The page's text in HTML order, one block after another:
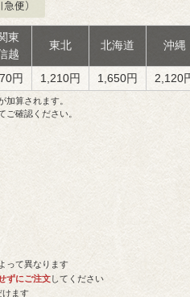
便）
東
越
東北 北海道 沖縄
円 1,210円 1,650円 2,120
加算されます。
ご確認ください。
って異なります
ずにご注文してください
けます